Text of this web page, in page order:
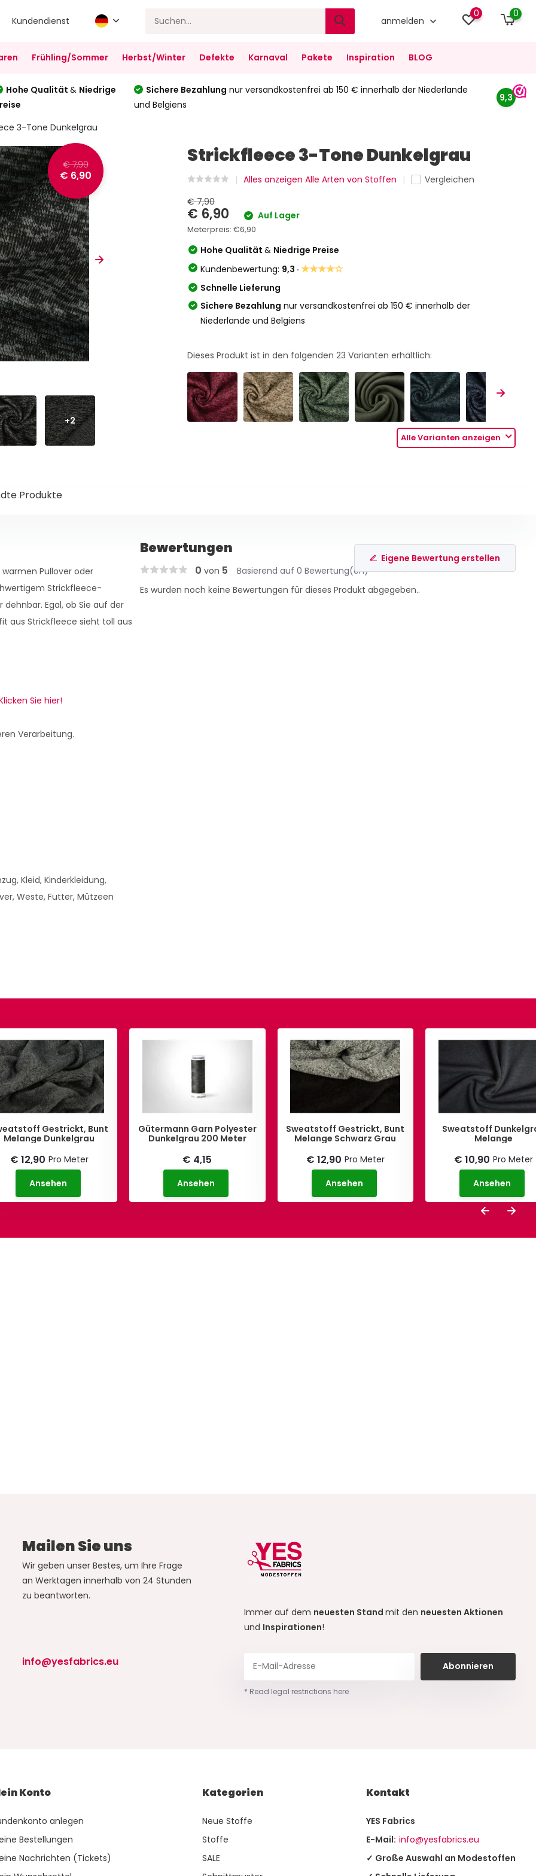
Kundendienst anmelden
0 0
Frühling/Sommer Herbst/Winter Defekte Karnaval Pakete Inspiration BLOG
Hohe Qualität& Niedrige
Sichere Bezahlung nur versandkostenfrei ab 150 € innerhalb der Niederlande
und Belgiens
9,3
3-Tone Dunkelgrau
€ 7,90
€ 6,90
+2
Strickfleece 3-Tone Dunkelgrau
Alles anzeigen Alle Arten von Stoffen
Vergleichen
€ 7,90
€ 6,90 Auf Lager
Meterpreis:€6,90
Hohe Qualität& Niedrige Preise
Kundenbewertung: 9,3 ·★★★★☆
Schnelle Lieferung
Sichere Bezahlung nur versandkostenfrei ab 150 € innerhalb der
Niederlande und Belgiens
Dieses Produkt ist in den folgenden23 Varianten erhältlich:
Alle Varianten anzeigen
Produkte
Pullover oder
Strickfleece-
Egal, ob Sie auf der
aus Strickfleece sieht toll aus
Sie hier!
Verarbeitung.
Kleid, Kinderkleidung,
Weste, Futter, Mützeen
Bewertungen
0 von 5 Basierend auf 0 Bewertung(en)
Eigene Bewertung erstellen
Es wurden noch keine Bewertungen für dieses Produkt abgegeben..
Gestrickt, Bunt
Melange Dunkelgrau
€ 12,90 Pro Meter
Ansehen
Gütermann Garn Polyester
Dunkelgrau 200 Meter
€ 4,15
Ansehen
Sweatstoff Gestrickt, Bunt
Melange Schwarz Grau
€ 12,90 Pro Meter
Ansehen
Sweatstoff
Melange
€ 10,90 Pro Meter
Ansehen
Mailen Sie uns
Wir geben unser Bestes, um Ihre Frage
an Werktagen innerhalb von 24 Stunden
zu beantworten.
info@yesfabrics.eu
Immer auf dem neuesten Standmit den neuesten Aktionen
und Inspirationen!
Abonnieren
* Read legal restrictions here
Konto
anlegen
Bestellungen
Nachrichten (Tickets)
Kategorien
Neue Stoffe
Stoffe
SALE
Kontakt
YES Fabrics
E-Mail: info@yesfabrics.eu
✓ Große Auswahl an Modestoffen